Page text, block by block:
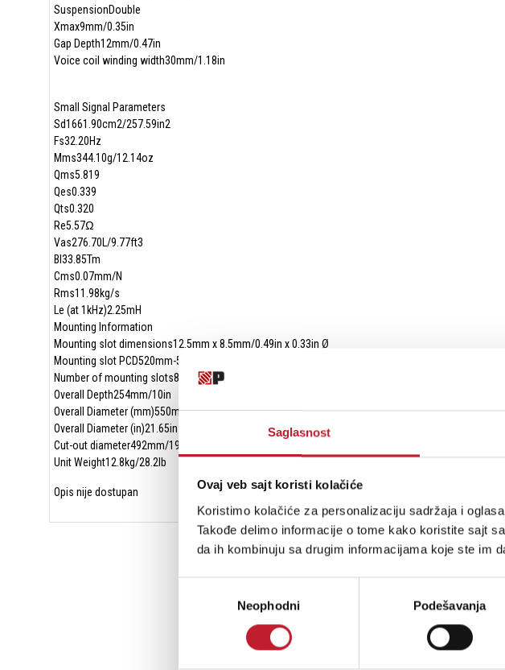
Saglasnost
Ovaj veb sajt koristi kolačiće
Koristimo kolačiće za personalizaciju sadržaja i
Takođe delimo informacije o tome kako koristite sajt
da ih kombinuju sa drugim informacijama koje ste im
сагласностиNeophodni Podešavanja
SuspensionDouble
Xmax9mm/0.35in
Gap Depth12mm/0.47in
Voice coil winding width30mm/1.18in
Small Signal Parameters
Sd1661.90cm2/257.59in2
Fs32.20Hz
Mms344.10g/12.14oz
Qms5.819
Qes0.339
Qts0.320
Re5.57Ω
Vas276.70L/9.77ft3
BI33.85Tm
Cms0.07mm/N
Rms11.98kg/s
Le (at 1kHz)2.25mH
Mounting Information
Mounting slot dimensions12.5mm x 8.5mm/0.49in x 0.33in Ø
Mounting slot PCD520mm-528mm/20.5in-20.8in
Number of mounting slots8
Overall Depth254mm/10in
Overall Diameter (mm)550mm
Overall Diameter (in)21.65in
Cut-out diameter492mm/19.37in
Unit Weight12.8kg/28.2lb
Opis nije dostupan